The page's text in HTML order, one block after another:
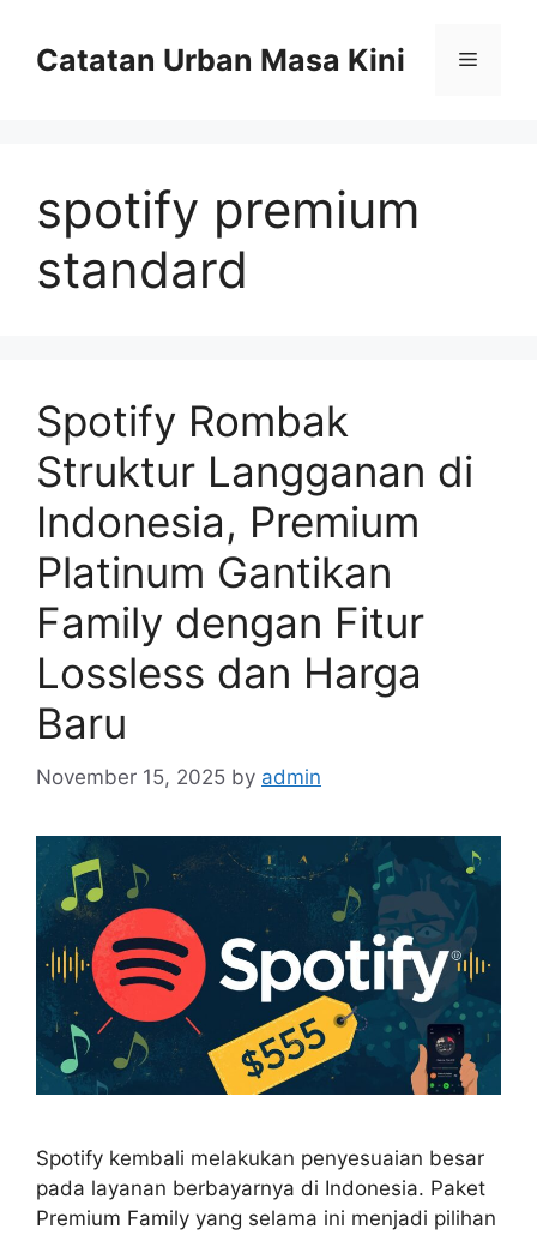
contentCatatan Urban Masa Kini Menu
spotify premium
standard
Spotify Rombak
Struktur Langganan di
Indonesia, Premium
Platinum Gantikan
Family dengan Fitur
Lossless dan Harga
Baru
November 15, 2025 by admin
Spotify kembali melakukan penyesuaian besar
pada layanan berbayarnya di Indonesia. Paket
Premium Family yang selama ini menjadi pilihan